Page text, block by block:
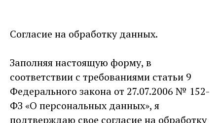
Согласие на обработку данных.
Заполняя настоящую форму, в
соответствии с требованиями статьи 9
Федерального закона от 27.07.2006 № 152-
ФЗ «О персональных данных», я
подтверждаю свое согласие на обработку